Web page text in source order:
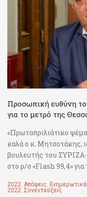
Προσωπική ευθύνη
για το μετρό της
«Πρωταπριλιάτικο
καλά ο κ. Μητσοτάκης,
βουλευτής του
στο ρ/σ «Flash 99,4»
2022, Απόψεις,
2022, Συνεντεύξεις